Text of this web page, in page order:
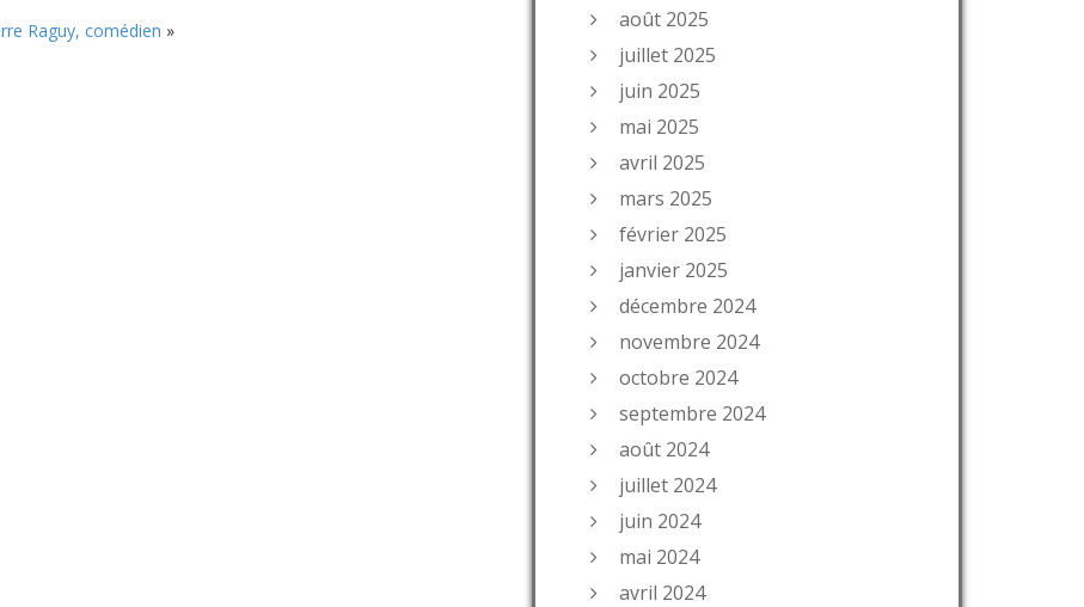
Raguy, comédien »
août 2025
juillet 2025
juin 2025
mai 2025
avril 2025
mars 2025
février 2025
janvier 2025
décembre 2024
novembre 2024
octobre 2024
septembre 2024
août 2024
juillet 2024
juin 2024
mai 2024
avril 2024